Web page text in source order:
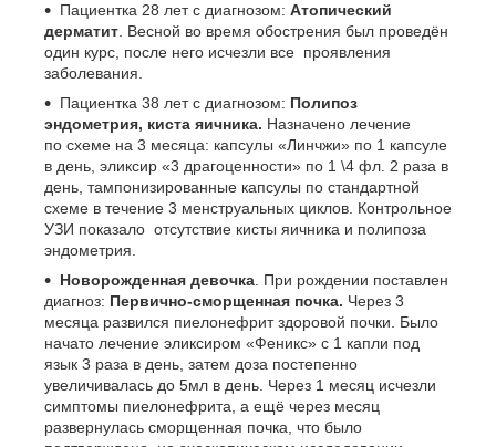
Пациентка 28 лет с диагнозом: Атопический
дерматит . Весной во время обострения был проведён
один курс, после него исчезли все проявления
заболевания.
Пациентка 38 лет с диагнозом: Полипоз
эндометрия, киста яичника. Назначено лечение
по схеме на 3 месяца: капсулы «Линчжи» по 1 капсуле
в день, эликсир «3 драгоценности» по 1 \4 фл. 2 раза в
день, тампонизированные капсулы по стандартной
схеме в течение 3 менструальных циклов. Контрольное
УЗИ показало отсутствие кисты яичника и полипоза
эндометрия.
Новорожденная девочка . При рождении поставлен
диагноз: Первично-сморщенная почка. Через 3
месяца развился пиелонефрит здоровой почки. Было
начато лечение эликсиром «Феникс» с 1 капли под
язык 3 раза в день, затем доза постепенно
увеличивалась до 5мл в день. Через 1 месяц исчезли
симптомы пиелонефрита, а ещё через месяц
развернулась сморщенная почка, что было